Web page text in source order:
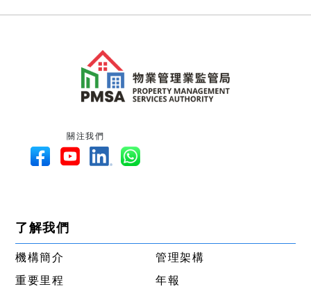
關注我們
了解我們
機構簡介
管理架構
重要里程
年報